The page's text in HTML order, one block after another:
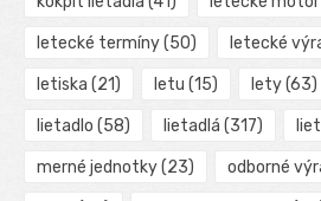
letecké termíny(50) letecké
letiska (21) letu (15) lety(63)
lietadlo (58) lietadlá (317)
merné jednotky(23) odborné